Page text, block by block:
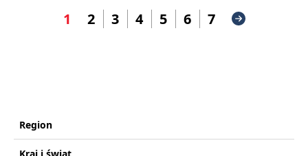
1 2 3 4 5 6 7
Region